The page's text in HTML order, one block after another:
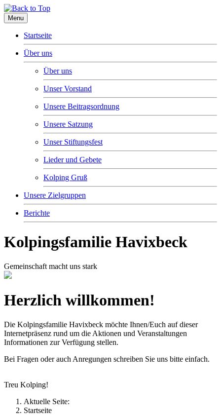
Menu
Startseite
Über uns
Über uns
Unser Vorstand
Unsere Beitragsordnung
Unsere Satzung
Unser Stiftungsfest
Lieder und Gebete
Kolping Gruß
Unsere Zielgruppen
Berichte
Kolpingsfamilie Havixbeck
Gemeinschaft macht uns stark
Herzlich willkommen!
Die Kolpingsfamilie Havixbeck möchte Ihnen/Euch auf dieser
Internetpräsenz rund um die Aktionen und Veranstaltungen
Informationen zur Verfügung stellen.
Bei Fragen oder auch Anregungen schreiben Sie uns bitte einfach.
Treu Kolping!
Aktuelle Seite:
Startseite